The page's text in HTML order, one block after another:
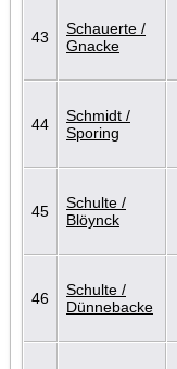
43
Schauerte /
Gnacke
44
Schmidt /
Sporing
45
Schulte /
Blöynck
46
Schulte /
Dünnebacke